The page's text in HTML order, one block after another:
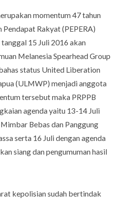
momentum 47 tahun
Pendapat Rakyat (PEPERA)
15 Juli 2016 akan
Melanesia Spearhead Group
status United Liberation
(ULMWP) menjadi anggota
tersebut maka PRPPB
agenda yaitu 13-14 Juli
Bebas dan Panggung
serta 16 Juli dengan agenda
siang dan pengumuman hasil
kepolisian sudah bertindak